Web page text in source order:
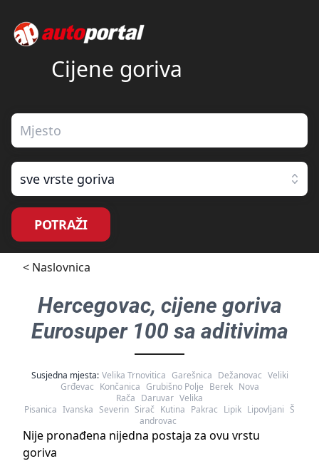
Cijene goriva
sve vrste goriva
POTRAŽI
< Naslovnica
Hercegovac, cijene goriva
Eurosuper 100 sa aditivima
Susjedna mjesta: Velika Trnovitica Garešnica Dežanovac Veliki
Grđevac Končanica Grubišno Polje Berek Nova
Rača Daruvar Velika
Pisanica Ivanska Severin Sirač Kutina Pakrac Lipik Lipovljani Š
androvac
Nije pronađena nijedna postaja za ovu vrstu
goriva